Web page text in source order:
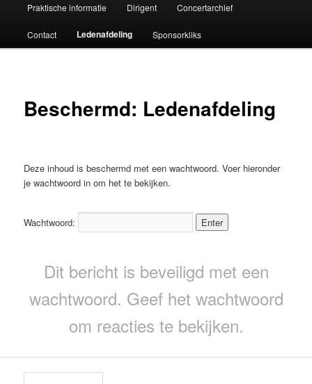
Praktische informatie Dirigent Concertarchief
Contact Ledenafdeling Sponsorkliks
Beschermd: Ledenafdeling
Deze inhoud is beschermd met een wachtwoord. Voer hieronder
je wachtwoord in om het te bekijken.
Wachtwoord:
Dit bericht is beveiligd met een
wachtwoord. Geef het wachtwoord
om reacties te bekijken.